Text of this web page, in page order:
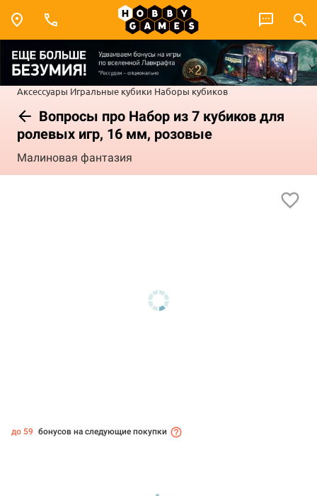
Аксессуары Игральные кубики Наборы кубиков
Вопросы про Набор из 7 кубиков для
ролевых игр, 16 мм, розовые
Малиновая фантазия
до 59 бонусов на следующие покупки